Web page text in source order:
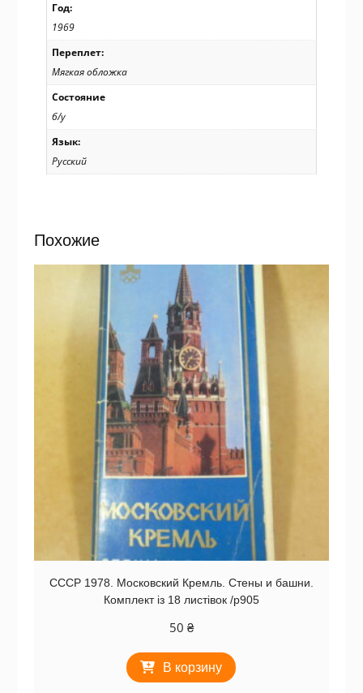
Год:
1969
Переплет:
Мягкая обложка
Состояние
б/у
Язык:
Русский
Похожие
СССР 1978. Московский Кремль. Стены и башни.
Комплект із 18 листівок /р905
50 ₴
В корзину